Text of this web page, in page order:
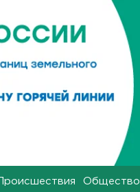
Происшествия Общество